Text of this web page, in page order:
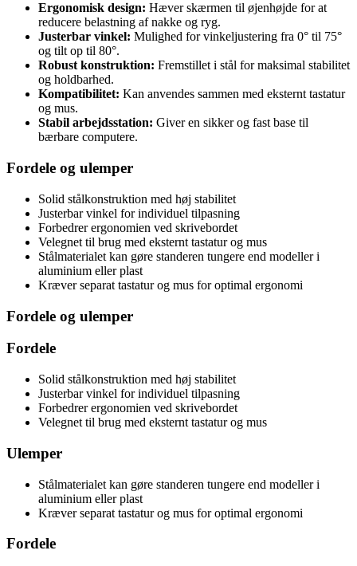
Ergonomisk design: Hæver skærmen til øjenhøjde for at
reducere belastning af nakke og ryg.
Justerbar vinkel: Mulighed for vinkeljustering fra 0° til 75°
og tilt op til 80°.
Robust konstruktion: Fremstillet i stål for maksimal stabilitet
og holdbarhed.
Kompatibilitet: Kan anvendes sammen med eksternt tastatur
og mus.
Stabil arbejdsstation: Giver en sikker og fast base til
bærbare computere.
Fordele og ulemper
Solid stålkonstruktion med høj stabilitet
Justerbar vinkel for individuel tilpasning
Forbedrer ergonomien ved skrivebordet
Velegnet til brug med eksternt tastatur og mus
Stålmaterialet kan gøre standeren tungere end modeller i
aluminium eller plast
Kræver separat tastatur og mus for optimal ergonomi
Fordele og ulemper
Fordele
Solid stålkonstruktion med høj stabilitet
Justerbar vinkel for individuel tilpasning
Forbedrer ergonomien ved skrivebordet
Velegnet til brug med eksternt tastatur og mus
Ulemper
Stålmaterialet kan gøre standeren tungere end modeller i
aluminium eller plast
Kræver separat tastatur og mus for optimal ergonomi
Fordele